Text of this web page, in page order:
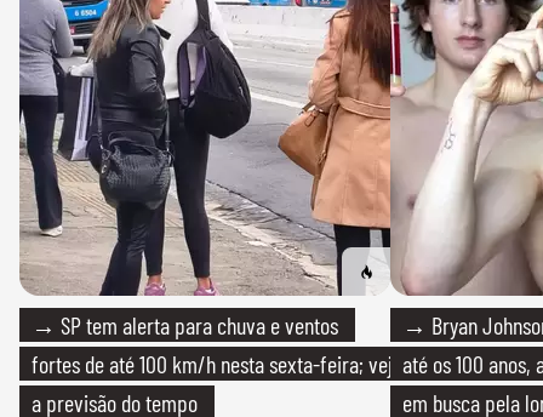
→ SP tem alerta para chuva e ventos
fortes de até 100 km/h nesta sexta-feira; veja
a previsão do tempo
→ Bryan
até os 100
em busca pela